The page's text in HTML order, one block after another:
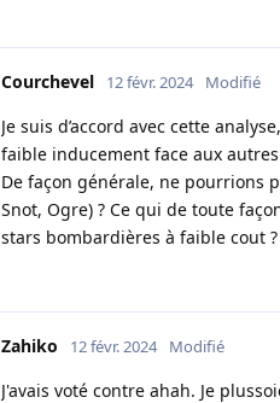
Courchevel 12 févr. 2024 Modifié
Je suis d’accord avec cette
faible inducement face aux
De façon générale, ne pourrions
Snot, Ogre) ? Ce qui de toute
stars bombardières à faible cout ?
Zahiko 12 févr. 2024 Modifié
J'avais voté contre ahah. Je